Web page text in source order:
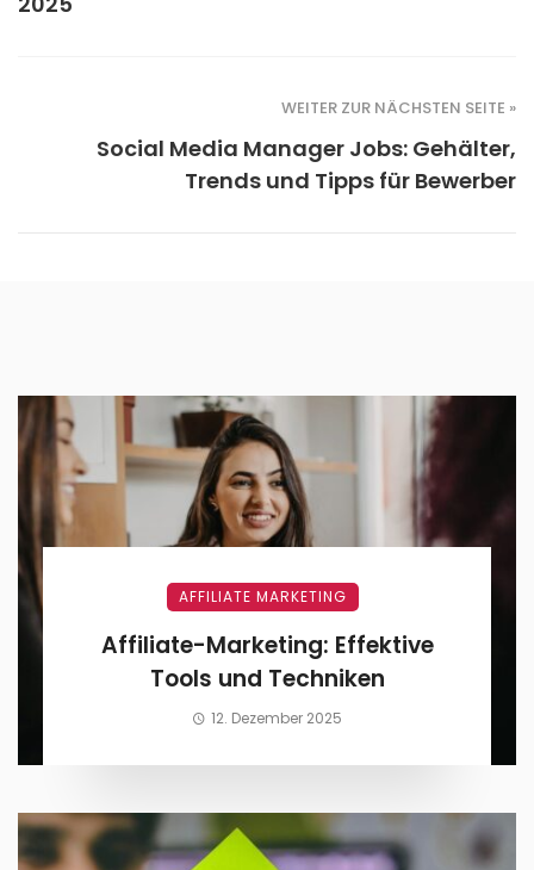
WEITER ZUR NÄCHSTEN SEITE »
Social Media Manager Jobs: Gehälter,
Trends und Tipps für Bewerber
AFFILIATE MARKETING
Affiliate-Marketing: Effektive
Tools und Techniken
12. Dezember 2025